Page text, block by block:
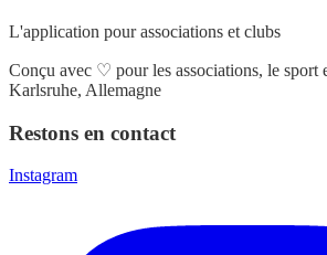
L'application pour associations et clubs
Conçu avec ♡ pour les associations, le sport
Karlsruhe, Allemagne
Restons en contact
Instagram